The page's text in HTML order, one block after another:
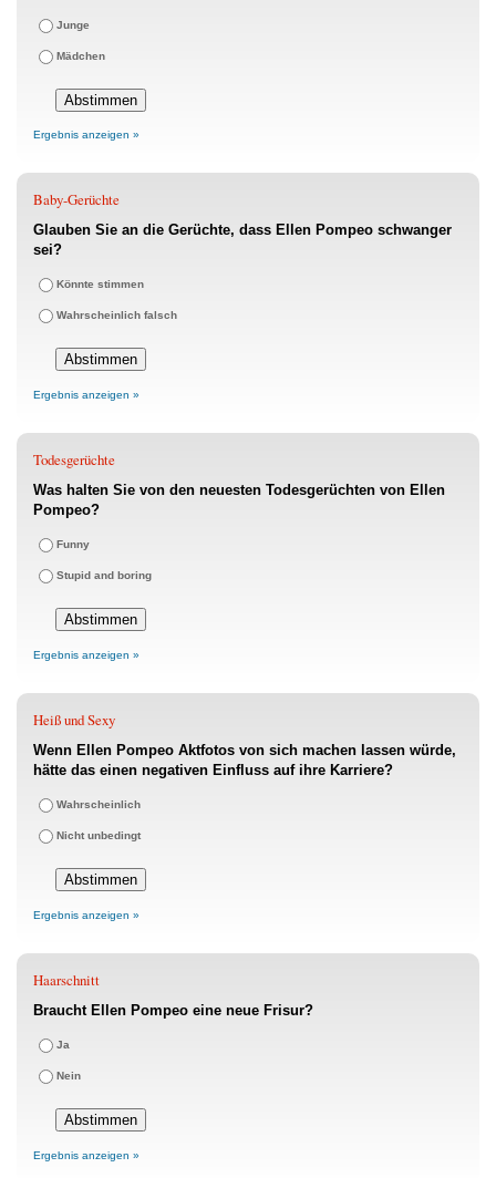
Junge
Mädchen
Ergebnis anzeigen »
Baby-Gerüchte
Glauben Sie an die Gerüchte, dass Ellen Pompeo schwanger
sei?
Könnte stimmen
Wahrscheinlich falsch
Ergebnis anzeigen »
Todesgerüchte
Was halten Sie von den neuesten Todesgerüchten von Ellen
Pompeo?
Funny
Stupid and boring
Ergebnis anzeigen »
Heiß und Sexy
Wenn Ellen Pompeo Aktfotos von sich machen lassen würde,
hätte das einen negativen Einfluss auf ihre Karriere?
Wahrscheinlich
Nicht unbedingt
Ergebnis anzeigen »
Haarschnitt
Braucht Ellen Pompeo eine neue Frisur?
Ja
Nein
Ergebnis anzeigen »